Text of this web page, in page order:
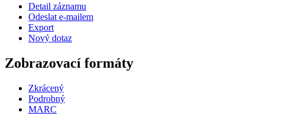
Detail záznamu
Odeslat e-mailem
Export
Nový dotaz
Zobrazovací formáty
Zkrácený
Podrobný
MARC